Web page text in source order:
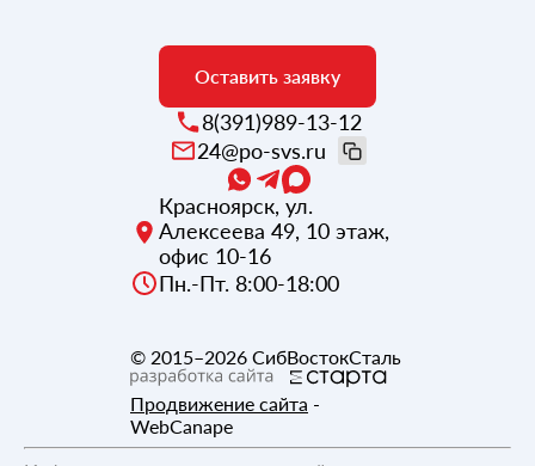
Оставить заявку
8(391)989-13-12
24@po-svs.ru
Красноярск, ул.
Алексеева 49, 10 этаж,
офис 10-16
Пн.-Пт. 8:00-18:00
© 2015–2026 СибВостокСталь
Продвижение сайта -
WebCanape